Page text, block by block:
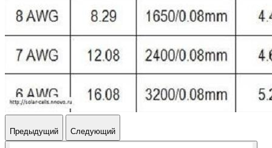
Предыдущий Следующий